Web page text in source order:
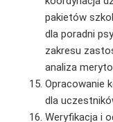
pakietów
dla poradni
zakresu
analiza
Opracowanie
dla
Weryfikacja i